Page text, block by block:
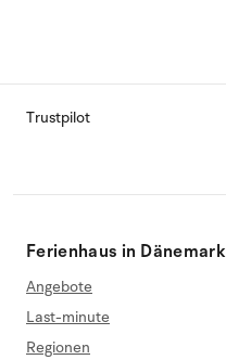
Trustpilot
Ferienhaus in Dänemark
Angebote
Last-minute
Regionen